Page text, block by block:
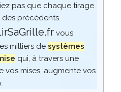
pas que chaque tirage
précédents.
vous
milliers de systèmes
qui, à travers une
vos mises, augmente vos